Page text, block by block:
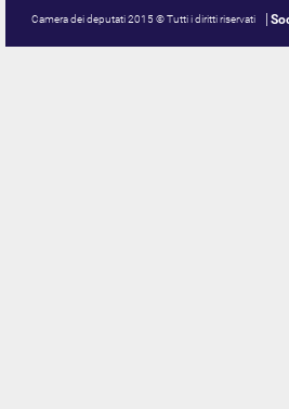
Camera dei deputati 2015 © Tutti i diritti riservati